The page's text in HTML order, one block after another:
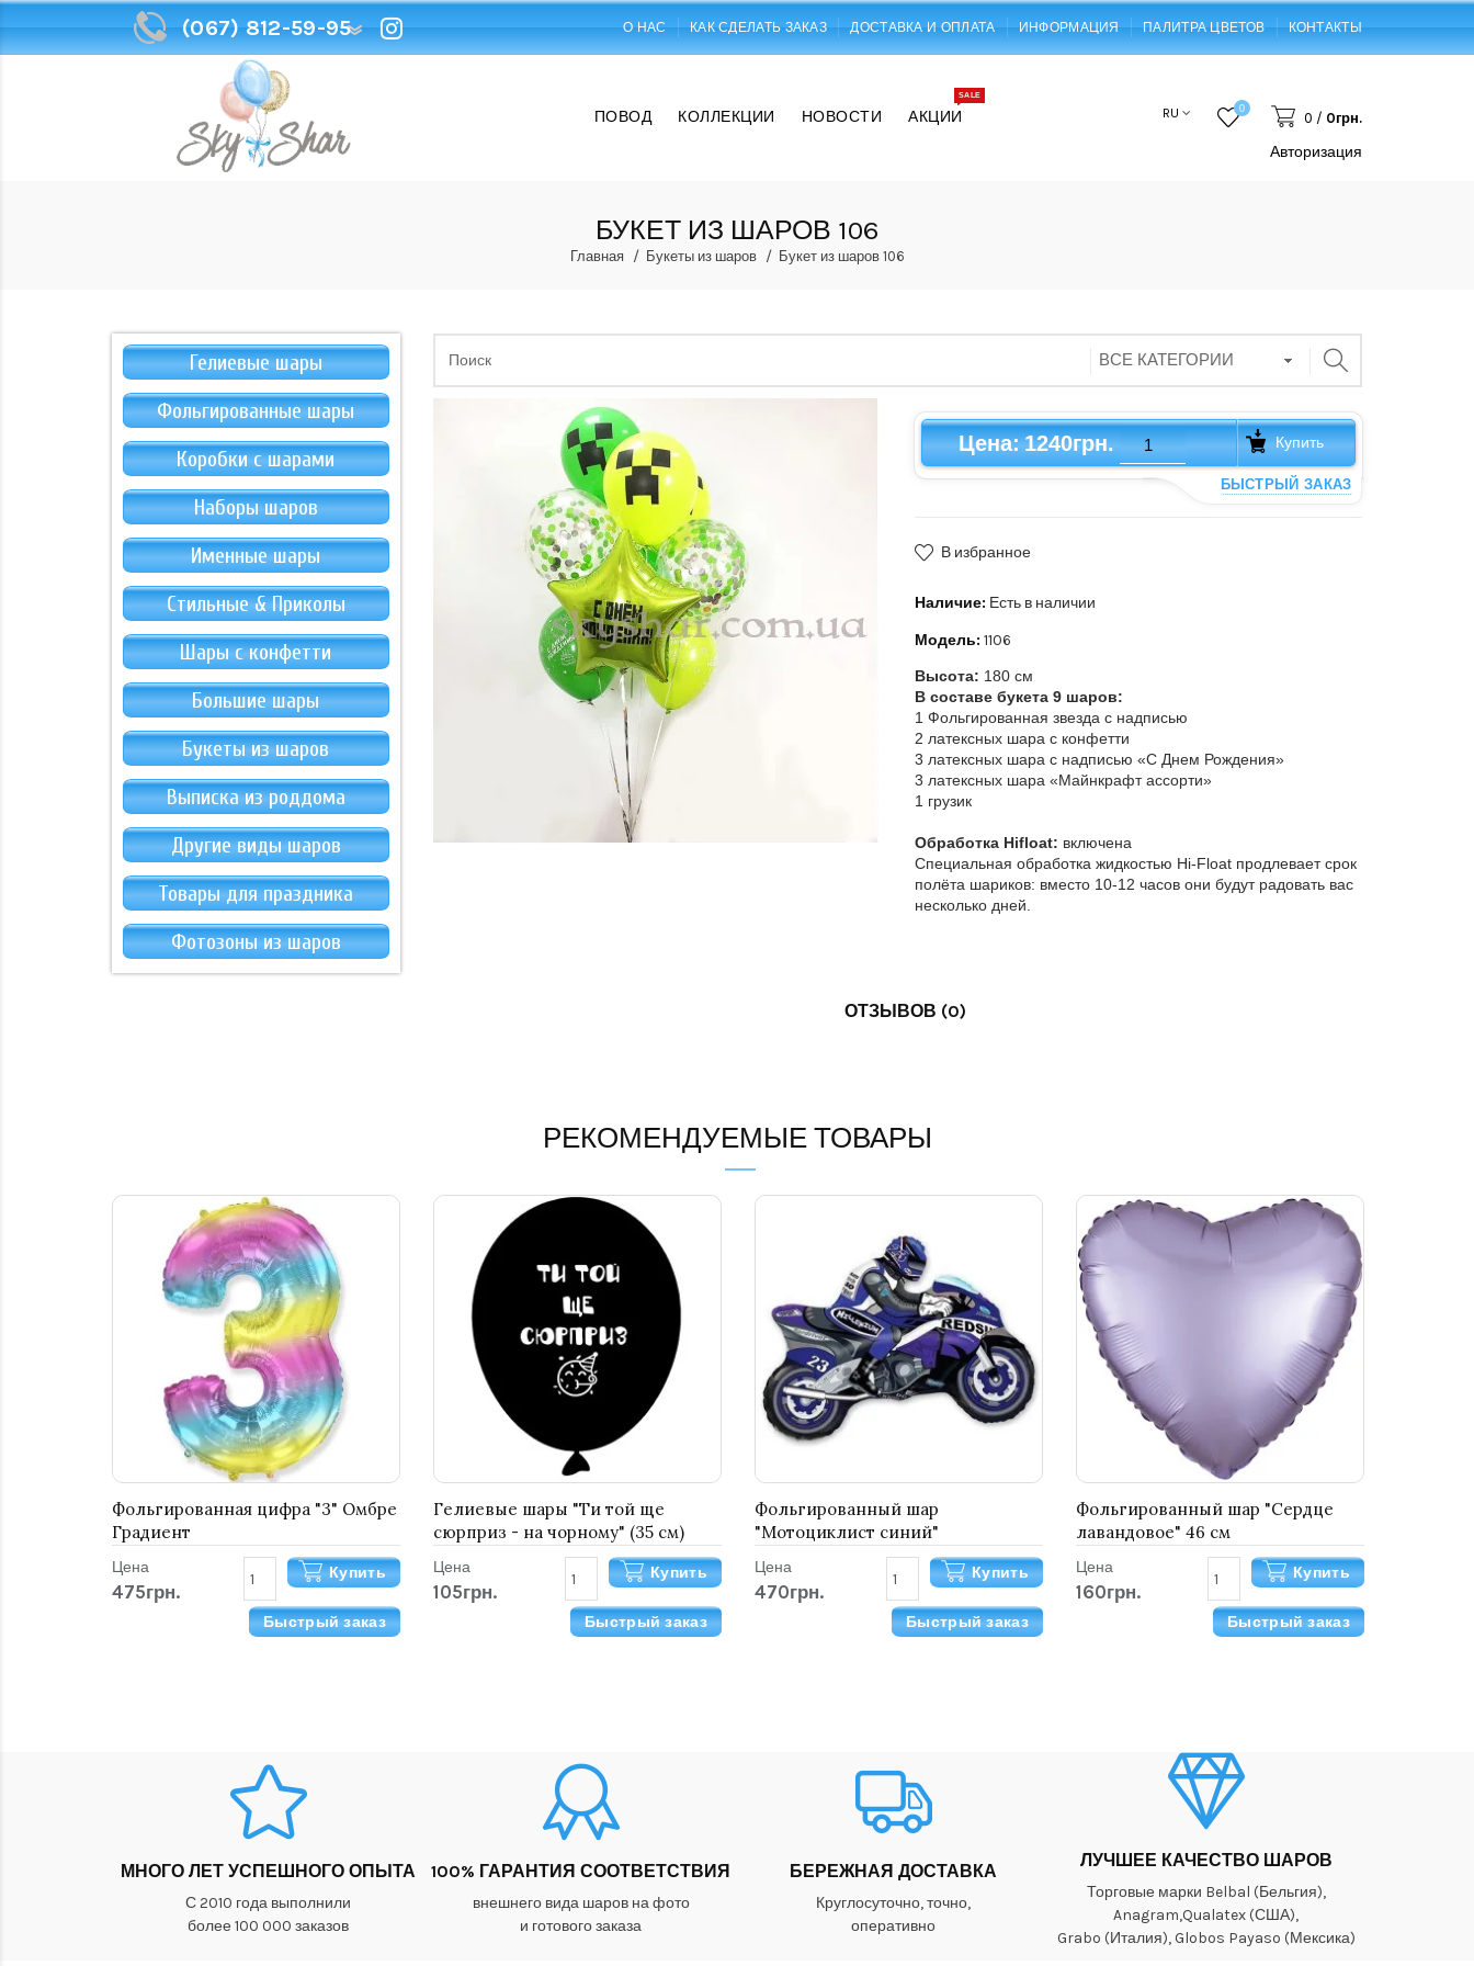
(067) 812-59-95
(067) 812-59-95
О НАС КАК СДЕЛАТЬ ЗАКАЗ ДОСТАВКА И ОПЛАТА ИНФОРМАЦИЯ ПАЛИТРА ЦВЕТОВ КОНТАКТЫ
ПОВОД КОЛЛЕКЦИИ НОВОСТИ АКЦИИ
SALE
RU 0
0 / 0грн.
Авторизация
БУКЕТ ИЗ ШАРОВ 106
Главная Букеты из шаров Букет из шаров 106
Гелиевые шары
Фольгированные шары
Коробки с шарами
Наборы шаров
Именные шары
Стильные & Приколы
Шары с конфетти
Большие шары
Букеты из шаров
Выписка из роддома
Другие виды шаров
Товары для праздника
Фотозоны из шаров
Цена:1240грн. Купить
БЫСТРЫЙ ЗАКАЗ
В избранное
Наличие: Есть в наличии
Модель: 1106
Высота: 180 см
В составе букета 9 шаров:
1 Фольгированная звезда с надписью
2 латексных шара с конфетти
3 латексных шара с надписью «С Днем Рождения»
3 латексных шара «Майнкрафт ассорти»
1 грузик
Обработка Hifloat: включена
Специальная обработка жидкостью Hi-Float продлевает срок
полёта шариков: вместо 10-12 часов они будут радовать вас
несколько дней.
ОТЗЫВОВ (0)
РЕКОМЕНДУЕМЫЕ ТОВАРЫ
Фольгированная цифра "3" Омбре
Градиент
Цена
475грн.
Купить
Быстрый заказ
Гелиевые шары "Ти той ще
сюрприз - на чорному" (35 см)
Цена
105грн.
Купить
Быстрый заказ
Фольгированный шар
"Мотоциклист синий"
Цена
470грн.
Купить
Быстрый заказ
Фольгированный шар "Сердце
лавандовое" 46 см
Цена
160грн.
Купить
Быстрый заказ
МНОГО ЛЕТ УСПЕШНОГО ОПЫТА
С 2010 года выполнили
более 100 000 заказов
100% ГАРАНТИЯ СООТВЕТСТВИЯ
внешнего вида шаров на фото
и готового заказа
БЕРЕЖНАЯ ДОСТАВКА
Круглосуточно, точно,
оперативно
ЛУЧШЕЕ КАЧЕСТВО ШАРОВ
Торговые марки Belbal (Бельгия),
Anagram,Qualatex (США),
Grabo (Италия), Globos Payaso (Мексика)